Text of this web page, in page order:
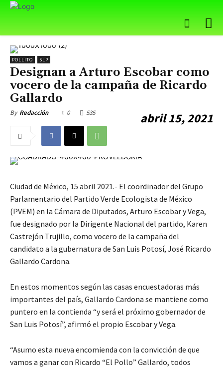
POLLITO SLP
Designan a Arturo Escobar como
vocero de la campaña de Ricardo
Gallardo
By Redacción abril 15, 2021
0 535
Ciudad de México, 15 abril 2021.- El coordinador del Grupo
Parlamentario del Partido Verde Ecologista de México
(PVEM) en la Cámara de Diputados, Arturo Escobar y Vega,
fue designado por la Dirigente Nacional del partido, Karen
Castrejón Trujillo, como vocero de la campaña del
candidato a la gubernatura de San Luis Potosí, José Ricardo
Gallardo Cardona.
En estos momentos según las casas encuestadoras más
importantes del país, Gallardo Cardona se mantiene como
puntero en la contienda “y será el próximo gobernador de
San Luis Potosí”, afirmó el propio Escobar y Vega.
“Asumo esta nueva encomienda con la convicción de que
vamos a ganar con Ricardo “El Pollo” Gallardo, todos